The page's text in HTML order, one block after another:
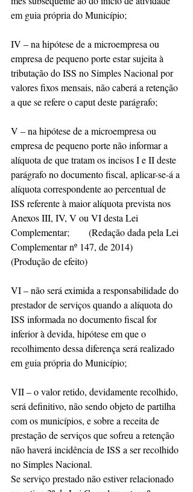
em guia própria do Município;
IV – na hipótese de a microempresa ou
empresa de pequeno porte estar sujeita à
tributação do ISS no Simples Nacional por
valores fixos mensais, não caberá a retenção
a que se refere o caput deste parágrafo;
V – na hipótese de a microempresa ou
empresa de pequeno porte não informar a
alíquota de que tratam os incisos I e II deste
parágrafo no documento fiscal, aplicar-se-á a
alíquota correspondente ao percentual de
ISS referente à maior alíquota prevista nos
Anexos III, IV, V ou VI desta Lei
Complementar;        (Redação dada pela Lei
Complementar nº 147, de 2014)
(Produção de efeito)
VI – não será eximida a responsabilidade do
prestador de serviços quando a alíquota do
ISS informada no documento fiscal for
inferior à devida, hipótese em que o
recolhimento dessa diferença será realizado
em guia própria do Município;
VII – o valor retido, devidamente recolhido,
será definitivo, não sendo objeto de partilha
com os municípios, e sobre a receita de
prestação de serviços que sofreu a retenção
não haverá incidência de ISS a ser recolhido
no Simples Nacional.
Se serviço prestado não estiver relacionado